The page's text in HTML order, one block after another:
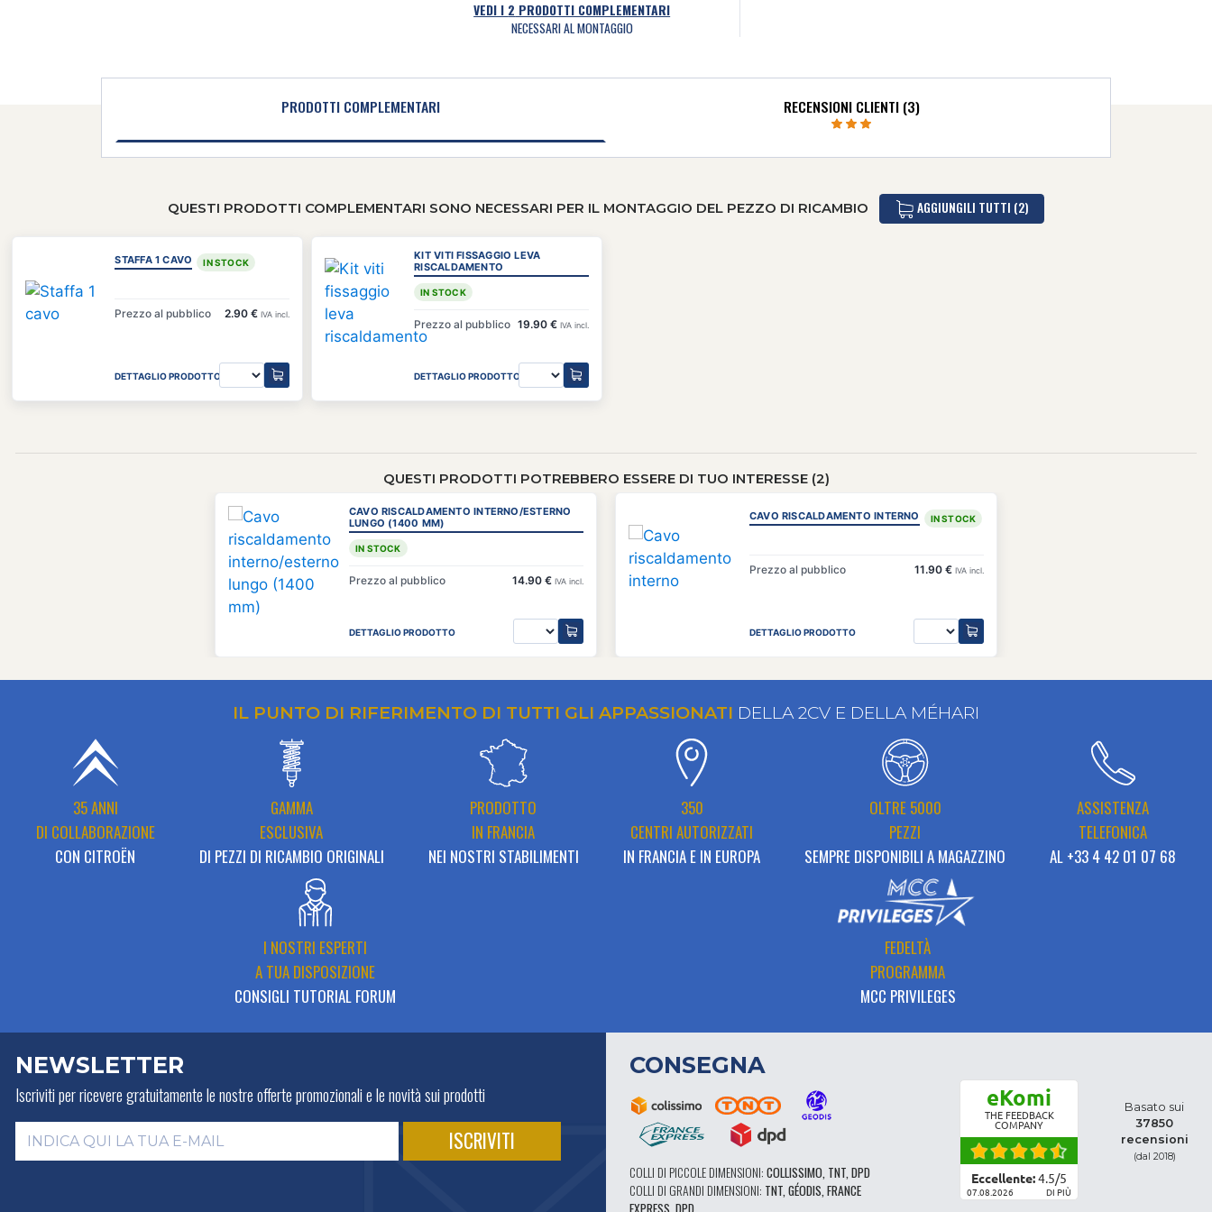
VEDI I 2 PRODOTTI COMPLEMENTARI
NECESSARI AL MONTAGGIO
PRODOTTI COMPLEMENTARI RECENSIONI CLIENTI (3)
QUESTI PRODOTTI COMPLEMENTARI SONO NECESSARI PER IL MONTAGGIO DEL PEZZO DI RICAMBIO AGGIUNGILI TUTTI (2)
STAFFA 1 CAVO IN STOCK
Prezzo al pubblico 2.90 € IVA incl.
DETTAGLIO PRODOTTO
KIT VITI FISSAGGIO LEVA
RISCALDAMENTO
IN STOCK
Prezzo al pubblico 19.90 € IVA incl.
DETTAGLIO PRODOTTO
QUESTI PRODOTTI POTREBBERO ESSERE DI TUO INTERESSE (2)
CAVO RISCALDAMENTO INTERNO/ESTERNO
LUNGO (1400 MM)
IN STOCK
Prezzo al pubblico 14.90 € IVA incl.
DETTAGLIO PRODOTTO
CAVO RISCALDAMENTO INTERNO IN STOCK
Prezzo al pubblico 11.90 € IVA incl.
DETTAGLIO PRODOTTO
IL PUNTO DI RIFERIMENTO DI TUTTI GLI APPASSIONATI DELLA 2CV E DELLA MÉHARI
35 ANNI
DI COLLABORAZIONE
CON CITROËN
GAMMA
ESCLUSIVA
DI PEZZI DI RICAMBIO ORIGINALI
PRODOTTO
IN FRANCIA
NEI NOSTRI STABILIMENTI
350
CENTRI AUTORIZZATI
IN FRANCIA E IN EUROPA
OLTRE 5000
PEZZI
SEMPRE DISPONIBILI A MAGAZZINO
ASSISTENZA
TELEFONICA
AL +33 4 42 01 07 68
I NOSTRI ESPERTI
A TUA DISPOSIZIONE
CONSIGLI TUTORIAL FORUM
FEDELTÀ
PROGRAMMA
MCC PRIVILEGES
NEWSLETTER
Iscriviti per ricevere gratuitamentele nostre offerte promozionali e le novità sui prodotti
CONSEGNA
COLLI DI PICCOLE DIMENSIONI: COLLISSIMO, TNT, DPD
COLLI DI GRANDI DIMENSIONI: TNT, GÉODIS, FRANCE
eKomi
THE FEEDBACK
COMPANY
Eccellente:4.5/5
07.08.2026 DI PIÙ
Basato sui
37850
recensioni
(dal 2018)